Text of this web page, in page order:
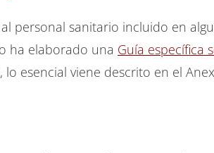
personal sanitario incluido en
ha elaborado una Guía específica
lo esencial viene descrito en el